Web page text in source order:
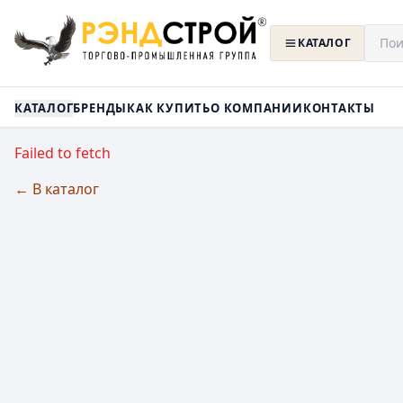
КАТАЛОГ
КАТАЛОГБРЕНДЫКАК КУПИТЬО КОМПАНИИКОНТАКТЫ
Failed to fetch
← В каталог